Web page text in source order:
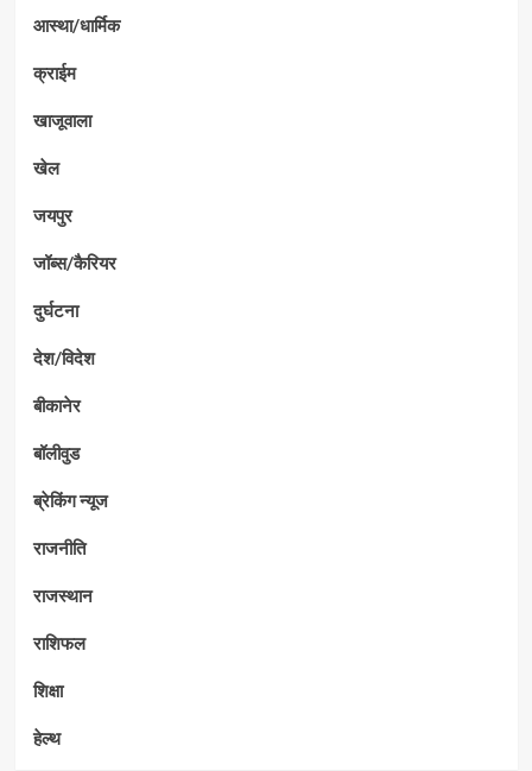
आस्था/धार्मिक
क्राईम
खाजूवाला
खेल
जयपुर
जॉब्स/कैरियर
दुर्घटना
देश/विदेश
बीकानेर
बॉलीवुड
ब्रेकिंग न्यूज
राजनीति
राजस्थान
राशिफल
शिक्षा
हेल्थ